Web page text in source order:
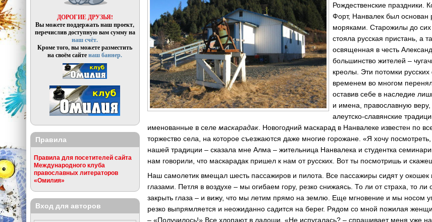
Рождественские праздники.
Форт, Нанвалек был основан
моряками. Старожилы до
стояла русская пристань, а
освященная в честь
большинство жителей –
креолы. Эти потомки русских
временем во многом
оставив себе в наследие
и имена, православную
алеутско-славянские
именованные в селемаскарадак . Новогодний маскарад в Нанвалеке известен по
торжество села, на которое съезжаются даже многие горожане. «Я хочу
нашей традиции – сказала мне Алма – жительница Нанвалека и студентка
нам говорили, что маскарадак пришел к нам от русских. Вот ты посмотришь и
Наш самолетик вмещал шесть пассажиров и пилота. Все пассажиры сидят у окошек
глазами. Петля в воздухе – мы огибаем гору, резко снижаясь. То ли от страха, то
закрыть глаза – и вижу, что мы летим прямо на землю. Еще мгновение и мы носом
резко выпрямляется и неожиданно садится на берег. Рядом со мной пожилая
– «Получилось!» Все хлопают в ладоши. «Не испугалась? – спрашивает меня уже
ДОРОГИЕ ДРУЗЬЯ!
Вы можете поддержать наш проект,
перечислив доступную вам сумму на
наш счёт.
Кроме того, вы можете разместить
на своём сайтенаш баннер.
Правила
Правила для посетителей сайта
Международного клуба
православных литераторов
«Омилия»
Вход для авторов